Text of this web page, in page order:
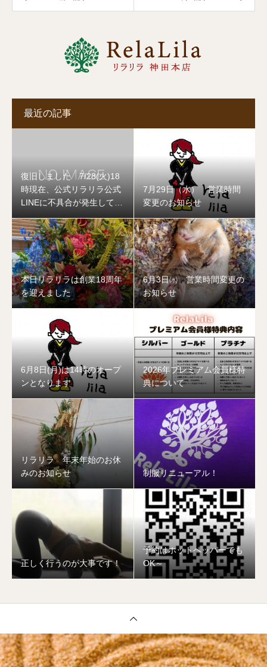
最近の記事
復旧しました 7/28(火)18
時現在、公式リラリラ公式
LINEに不具合が発生してお
7月29日（水） 営業時間
変更のお知らせ
本日リラリラは創業18周年
を迎えました
6月3日㈬ 営業時間変更の
お知らせ
6月8日(月)は14時のオープ
ンとなります
2026年プレミアム会員様特
典について
リラリラ 年末年始のお休
みのお知らせ
制服リニューアル！
正しく行うのが大事です！
予約はホットペッパーでも
OK～